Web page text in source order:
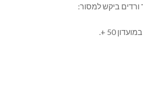
ביקש למסור: